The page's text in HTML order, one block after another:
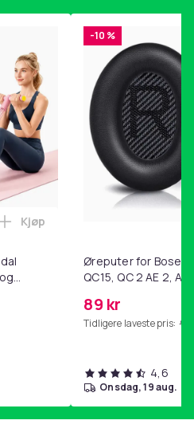
USB-kabel
Legg Magetrener, 6-rørs
Kjøp
-10 %
Øreputer for Bose
QC15, QC 2 AE 2, AE
89 kr
Tidligere laveste pris: 99
4,6
onsdag, 19 aug.